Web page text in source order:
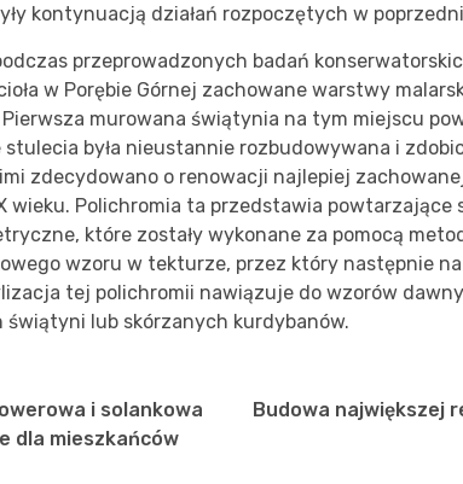
kontynuacją działań rozpoczętych w
przeprowadzonych badań
w Porębie Górnej zachowane warstwy
murowana świątynia na tym miejscu
była nieustannie rozbudowywana i
zdecydowano o renowacji najlepiej
wieku. Polichromia ta przedstawia powtarzające
które zostały wykonane za pomocą
wzoru w tekturze, przez który następnie
tej polichromii nawiązuje do wzorów
świątyni lub skórzanych kurdybanów.
i solankowa
dla mieszkańców
Budowa największej